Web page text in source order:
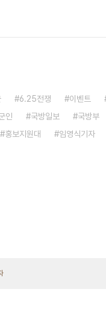
6.25전쟁 이벤트
인 국방일보
국방부
홍보지원대
임영식기자